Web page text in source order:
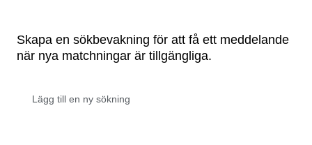
Skapa en sökbevakning för att få ett meddelande
när nya matchningar är tillgängliga.